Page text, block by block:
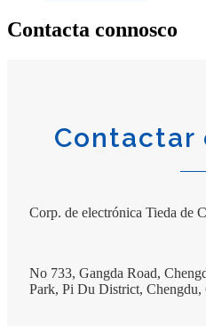
Contacta connosco
Contactar
Corp. de electrónica Tieda de
No 733, Gangda Road,
Park, Pi Du District, Chengdu,